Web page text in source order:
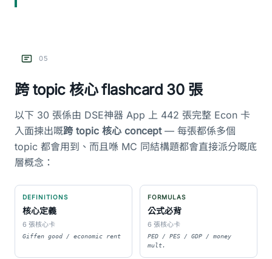
05
跨 topic 核心 flashcard 30 張
以下 30 張係由 DSE神器 App 上 442 張完整 Econ 卡
入面揀出嘅跨 topic 核心 concept— 每張都係多個
topic 都會用到、而且喺 MC 同結構題都會直接派分嘅底
層概念：
DEFINITIONS
核心定義
6 張核心卡
Giffen good / economic rent
FORMULAS
公式必背
6 張核心卡
PED / PES / GDP / money
mult.